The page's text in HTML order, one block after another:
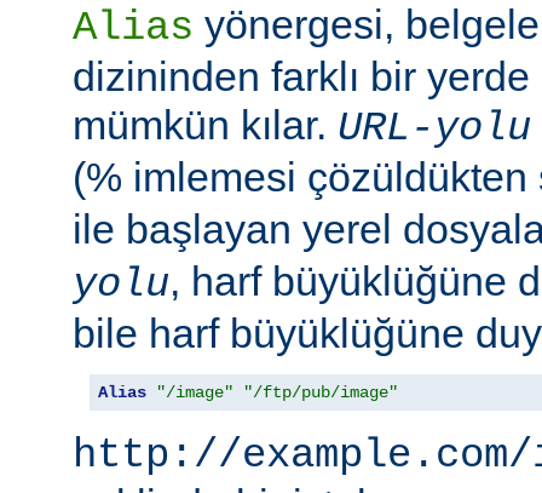
Alias yönergesi,
dizininden farklı bir yerde
mümkün kılar. URL-yolu
(% imlemesi
ile başlayan yerel
yolu, harf büyüklüğüne
bile harf büyüklüğüne
Alias "/image" "/ftp/pub/image"
http://